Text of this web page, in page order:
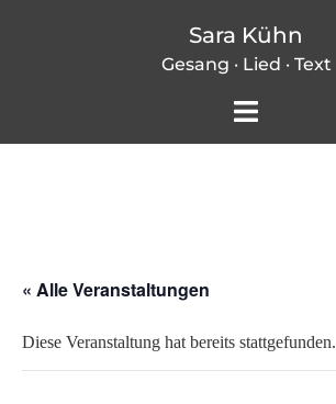
Sara Kühn
Gesang · Lied · Text
Menü
« Alle Veranstaltungen
Diese Veranstaltung hat bereits stattgefunden.